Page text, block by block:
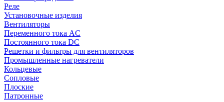
Реле
Установочные изделия
Вентиляторы
Переменного тока AC
Постоянного тока DC
Решетки и фильтры для вентиляторов
Промышленные нагреватели
Кольцевые
Сопловые
Плоские
Патронные